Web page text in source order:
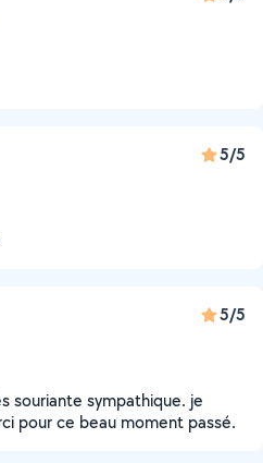
5/5
5/5
souriante sympathique. je
pour ce beau moment passé.